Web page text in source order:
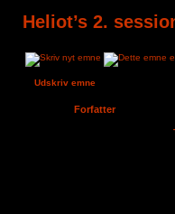
Heliot’s 2.
Udskriv emne
Forfatter